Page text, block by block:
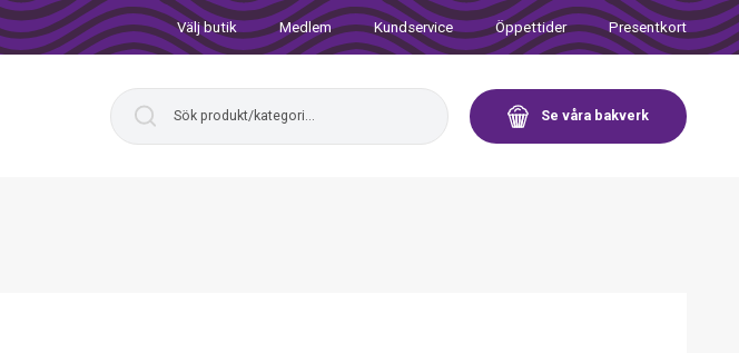
Välj butik Medlem Kundservice Öppettider Presentkort
Se våra bakverk